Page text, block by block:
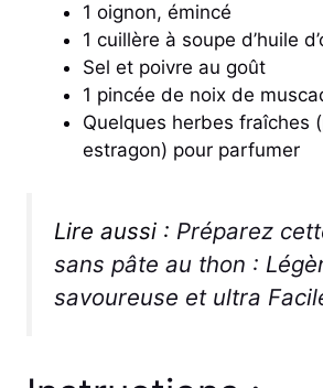
1 oignon, émincé
1 cuillère à soupe d’huile
Sel et poivre au goût
1 pincée de noix de
Quelques herbes fraîches
estragon) pour parfumer
Lire aussi : Préparez
sans pâte au thon :
savoureuse et ultra